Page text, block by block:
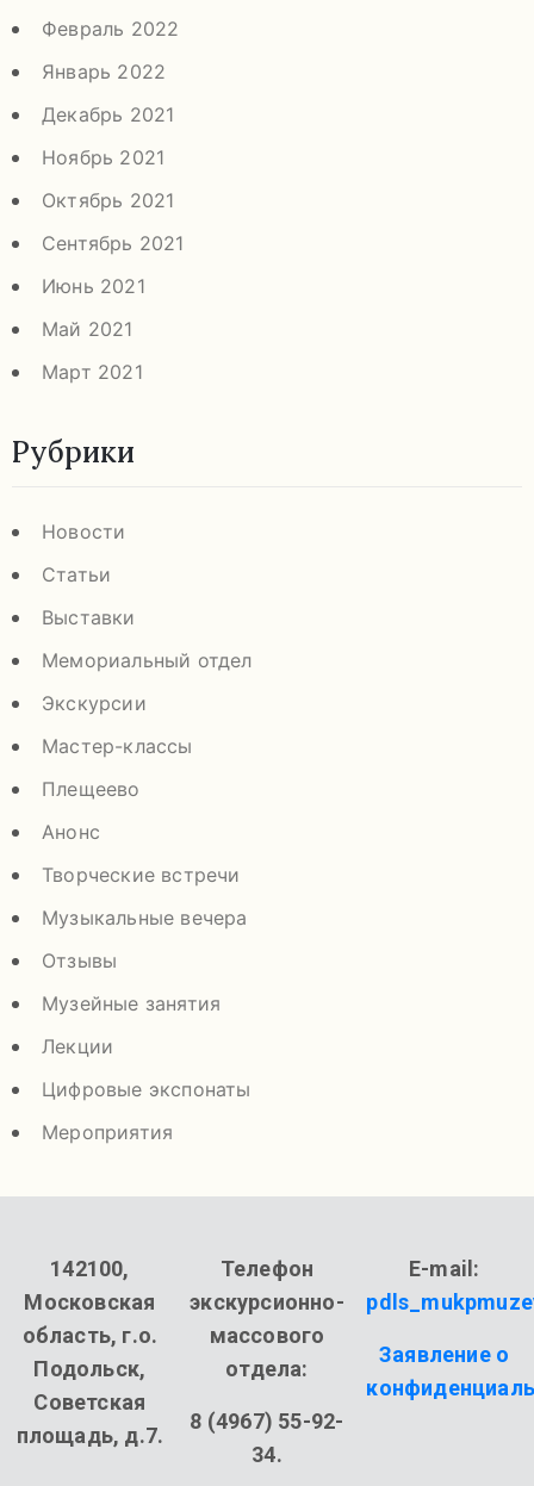
Февраль 2022
Январь 2022
Декабрь 2021
Ноябрь 2021
Октябрь 2021
Сентябрь 2021
Июнь 2021
Май 2021
Март 2021
Рубрики
Новости
Статьи
Выставки
Мемориальный отдел
Экскурсии
Мастер-классы
Плещеево
Анонс
Творческие встречи
Музыкальные вечера
Отзывы
Музейные занятия
Лекции
Цифровые экспонаты
Мероприятия
142100,
Московская
область, г.о.
Подольск,
Советская
площадь, д.7.
Телефон
экскурсионно-
массового
отдела:
8 (4967) 55-92-
34.
E-mail:
Заявление о